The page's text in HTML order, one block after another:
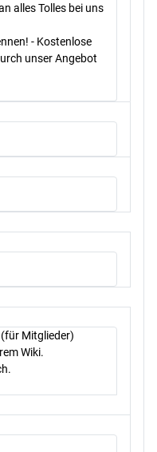
alles Tolles bei uns
- Kostenlose
unser Angebot
Mitglieder)
Wiki.